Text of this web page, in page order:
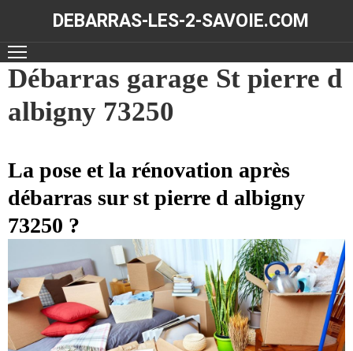
DEBARRAS-LES-2-SAVOIE.COM
ACCUEIL
DÉBARRAS
CONTACT
Débarras garage St pierre d
albigny 73250
La pose et la rénovation après
débarras sur st pierre d albigny
73250 ?